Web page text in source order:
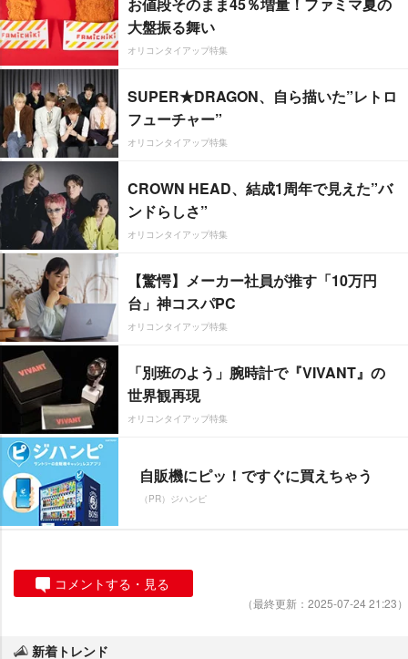
大盤振る舞い
オリコンタイアップ特集
SUPER★DRAGON、自ら描いた”レトロ
フューチャー”
オリコンタイアップ特集
CROWN HEAD、結成1周年で見えた”バ
ンドらしさ”
オリコンタイアップ特集
【驚愕】メーカー社員が推す「10万円
台」神コスパPC
オリコンタイアップ特集
「別班のよう」腕時計で『VIVANT』の
世界観再現
オリコンタイアップ特集
自販機にピッ！ですぐに買えちゃう
（PR）ジハンピ
コメントする・見る
（最終更新：2025-07-24 21:23）
新着トレンド